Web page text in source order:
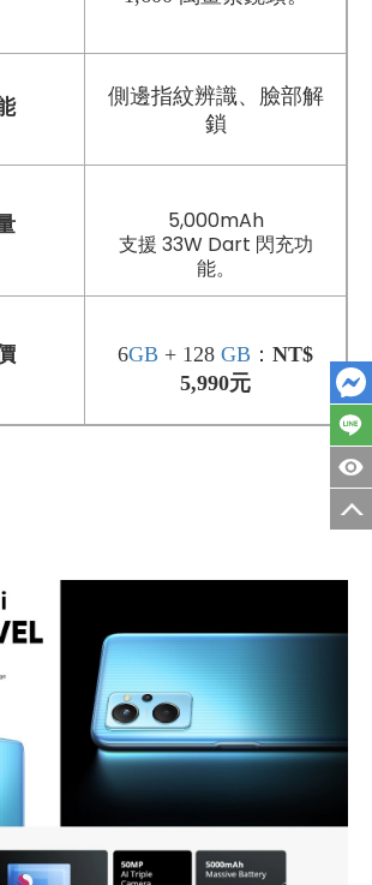
側邊指紋辨識、臉部解
鎖
5,000mAh
支援 33W Dart 閃充功
能。
6GB + 128 GB ： NT$
5,990元